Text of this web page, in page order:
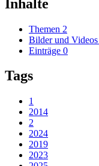
Inhalte
Themen 2
Bilder und Videos
Einträge 0
Tags
1
2014
2
2024
2019
2023